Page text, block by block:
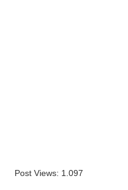
Post Views: 1.097